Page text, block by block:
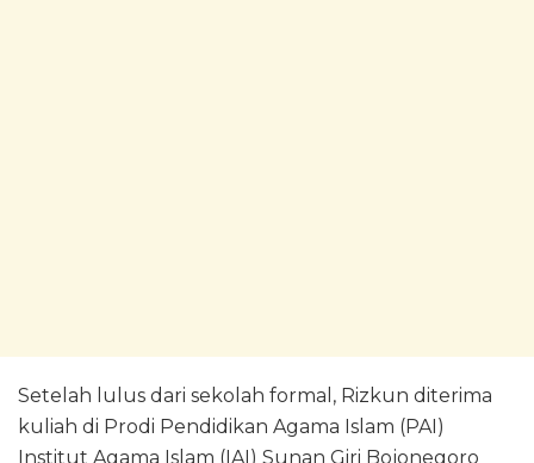
Setelah lulus dari sekolah formal, Rizkun diterima
kuliah di Prodi Pendidikan Agama Islam (PAI)
Institut Agama Islam (IAI) Sunan Giri Bojonegoro